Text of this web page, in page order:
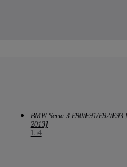
BMW Seria 3 E90/E91/E92/E93
2013]
154